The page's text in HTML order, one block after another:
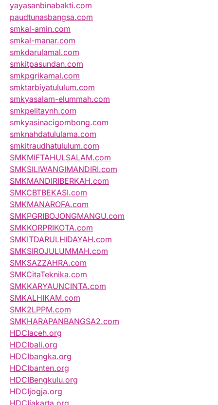
yayasanbinabakti.com
paudtunasbangsa.com
smkal-amin.com
smkal-manar.com
smkdarulamal.com
smkitpasundan.com
smkpgrikamal.com
smktarbiyatululum.com
smkyasalam-elummah.com
smkpelitaynh.com
smkyasinacigombong.com
smknahdatululama.com
smkitraudhatululum.com
SMKMIFTAHULSALAM.com
SMKSILIWANGIMANDIRI.com
SMKMANDIRIBERKAH.com
SMKCBTBEKASI.com
SMKMANAROFA.com
SMKPGRIBOJONGMANGU.com
SMKKORPRIKOTA.com
SMKITDARULHIDAYAH.com
SMKSIROJULUMMAH.com
SMKSAZZAHRA.com
SMKCitaTeknika.com
SMKKARYAUNCINTA.com
SMKALHIKAM.com
SMK2LPPM.com
SMKHARAPANBANGSA2.com
HDCIaceh.org
HDCIbali.org
HDCIbangka.org
HDCIbanten.org
HDCIBengkulu.org
HDCIjogja.org